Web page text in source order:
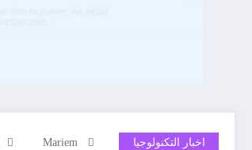
اخبار التكنولوجيا Mariem